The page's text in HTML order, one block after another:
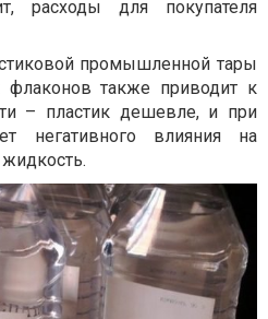
расходы для покупателя
промышленной тары
флаконов также приводит к
– пластик дешевле, и при
негативного влияния на